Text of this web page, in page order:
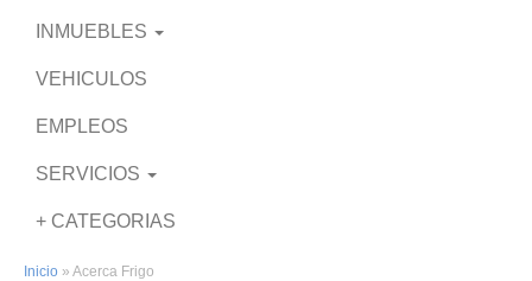
INMUEBLES
VEHICULOS
EMPLEOS
SERVICIOS
+ CATEGORIAS
Inicio » Acerca Frigo